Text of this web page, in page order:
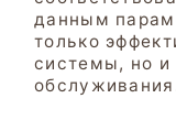
данным
только
системы, но и